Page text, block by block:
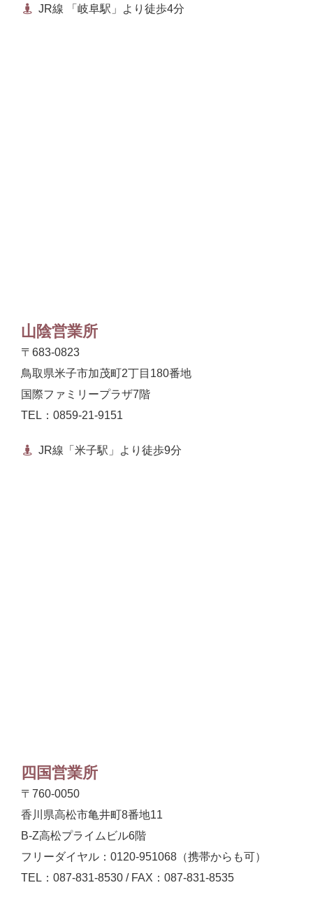
JR線 「岐阜駅」より徒歩4分
山陰営業所
〒683-0823
鳥取県米子市加茂町2丁目180番地
国際ファミリープラザ7階
TEL：0859-21-9151
JR線「米子駅」より徒歩9分
四国営業所
〒760-0050
香川県高松市亀井町8番地11
B-Z高松プライムビル6階
フリーダイヤル：0120-951068（携帯からも可）
TEL：087-831-8530 / FAX：087-831-8535